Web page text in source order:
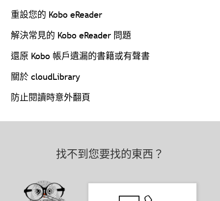
重設您的 Kobo eReader
解決常見的 Kobo eReader 問題
還原 Kobo 帳戶遺漏的書籍或有聲書
關於 cloudLibrary
防止閱讀時意外翻頁
找不到您要找的東西？